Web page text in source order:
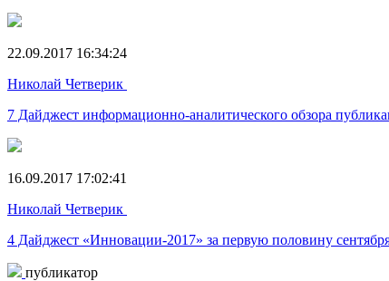
22.09.2017 16:34:24
Николай Четверик
7 Дайджест информационно-аналитического обзора
16.09.2017 17:02:41
Николай Четверик
4 Дайджест «Инновации-2017» за первую половину
публикатор